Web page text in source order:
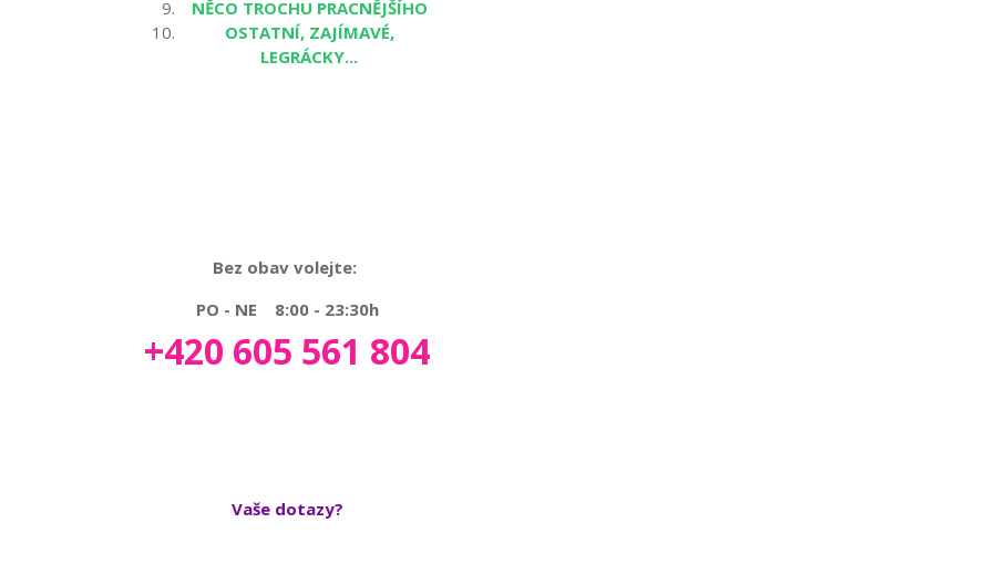
NĚCO TROCHU PRACNĚJŠÍHO
OSTATNÍ, ZAJÍMAVÉ,
LEGRÁCKY...
Bez obav volejte:
PO - NE 8:00 - 23:30h
+420 605 561 804
Vaše dotazy?